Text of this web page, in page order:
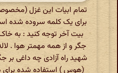
تمام ابیات این غزل
برای یک کلمه سروده شده
بیت آخر توجه کنید : به خاک
جگر و از همه مهمتر هوا .
شهید راه آزادی چه داغی بر
(هوس ) استفاده شده